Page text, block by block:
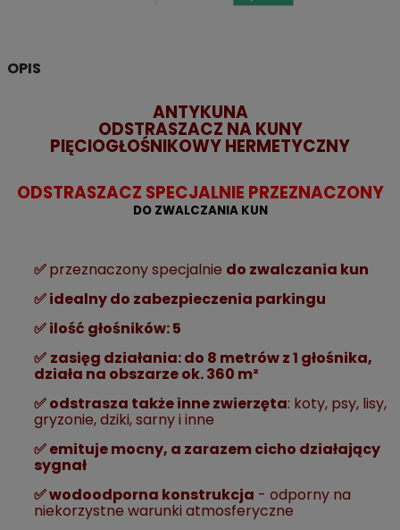
OPIS
ANTYKUNA
ODSTRASZACZ NA KUNY
PIĘCIOGŁOŚNIKOWY HERMETYCZNY
ODSTRASZACZ SPECJALNIE PRZEZNACZONY
DO ZWALCZANIA KUN
✅przeznaczony specjalnie do zwalczania kun
✅idealny do zabezpieczenia parkingu
✅ilość głośników: 5
✅ zasięg działania: do 8 metrów z 1 głośnika,
działa na obszarze ok. 360 m²
✅odstrasza także inne zwierzęta: koty, psy, lisy,
gryzonie, dziki, sarny i inne
✅emituje mocny, a zarazem cicho działający
sygnał
✅wodoodporna konstrukcja - odporny na
niekorzystne warunki atmosferyczne